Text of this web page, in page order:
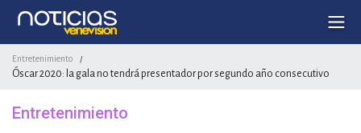
Entretenimiento /
Óscar 2020: la gala no tendrá presentador por segundo año consecutivo
Entretenimiento